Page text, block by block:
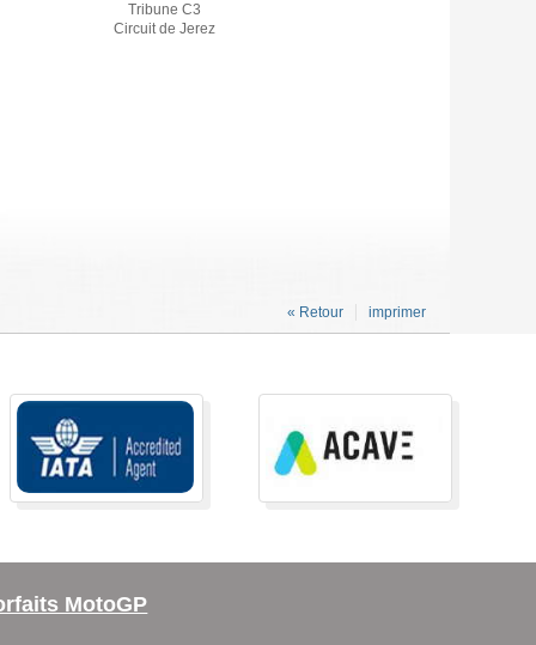
Tribune C3
Circuit de Jerez
imprimer
« Retour
MotoGP